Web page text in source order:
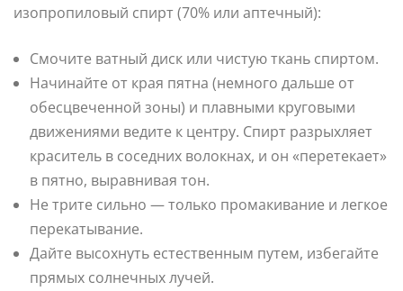
изопропиловый спирт (70% или аптечный):
Смочите ватный диск или чистую ткань спиртом.
Начинайте от края пятна (немного дальше от
обесцвеченной зоны) и плавными круговыми
движениями ведите к центру. Спирт разрыхляет
краситель в соседних волокнах, и он «перетекает»
в пятно, выравнивая тон.
Не трите сильно — только промакивание и легкое
перекатывание.
Дайте высохнуть естественным путем, избегайте
прямых солнечных лучей.